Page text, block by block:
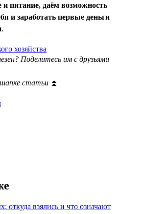
питание, даём возможность
и заработать первые деньги
.
хозяйства
Поделитесь им с друзьями
статьи ⏫